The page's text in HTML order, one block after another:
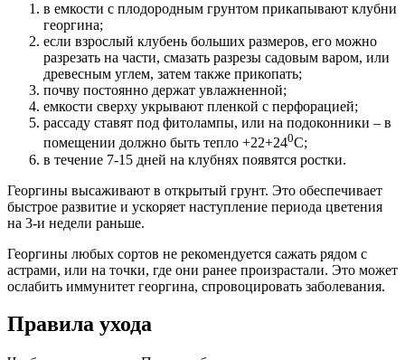
в емкости с плодородным грунтом прикапывают клубни
георгина;
если взрослый клубень больших размеров, его можно
разрезать на части, смазать разрезы садовым варом, или
древесным углем, затем также прикопать;
почву постоянно держат увлажненной;
емкости сверху укрывают пленкой с перфорацией;
рассаду ставят под фитолампы, или на подоконники – в
помещении должно быть тепло +22+240С;
в течение 7-15 дней на клубнях появятся ростки.
Георгины высаживают в открытый грунт. Это обеспечивает
быстрое развитие и ускоряет наступление периода цветения
на 3-и недели раньше.
Георгины любых сортов не рекомендуется сажать рядом с
астрами, или на точки, где они ранее произрастали. Это может
ослабить иммунитет георгина, спровоцировать заболевания.
Правила ухода